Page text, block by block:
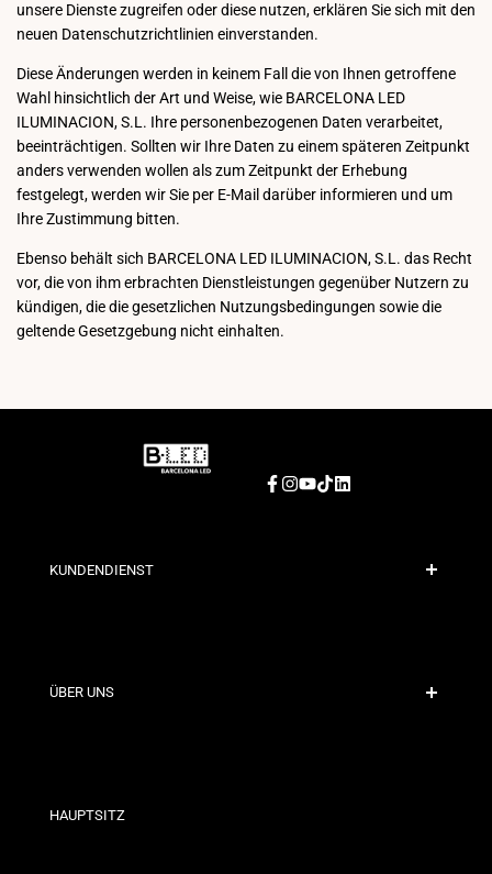
unsere Dienste zugreifen oder diese nutzen, erklären Sie sich mit den
neuen Datenschutzrichtlinien einverstanden.
Diese Änderungen werden in keinem Fall die von Ihnen getroffene
Wahl hinsichtlich der Art und Weise, wie BARCELONA LED
ILUMINACION, S.L. Ihre personenbezogenen Daten verarbeitet,
beeinträchtigen. Sollten wir Ihre Daten zu einem späteren Zeitpunkt
anders verwenden wollen als zum Zeitpunkt der Erhebung
festgelegt, werden wir Sie per E-Mail darüber informieren und um
Ihre Zustimmung bitten.
Ebenso behält sich BARCELONA LED ILUMINACION, S.L. das Recht
vor, die von ihm erbrachten Dienstleistungen gegenüber Nutzern zu
kündigen, die die gesetzlichen Nutzungsbedingungen sowie die
geltende Gesetzgebung nicht einhalten.
Facebook
Instagram
YouTube
TikTokLinkedIn
KUNDENDIENST
Kontakt
ÜBER UNS
Unsere Geschäfte
HAUPTSITZ